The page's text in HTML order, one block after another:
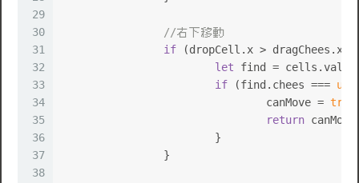
29
30
31
32
33
34
35
36
37
38
//右下移動
if (dropCell. x > dragChees. x
let find = cells.value
if (find. chees ===
				canMove =
true
return canMove
			}
		}